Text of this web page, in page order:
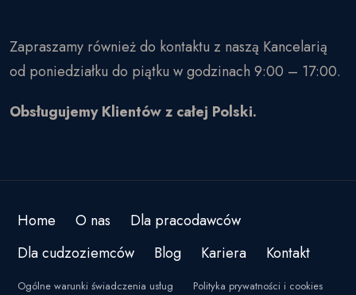
Zapraszamy również do kontaktu z naszą Kancelarią
od poniedziałku do piątku w godzinach 9:00 – 17:00.
Obsługujemy Klientów z całej Polski.
Home O nas
Dla pracodawców
Dla cudzoziemców
Blog Kariera Kontakt
Ogólne warunki świadczenia usług Polityka prywatności i cookies